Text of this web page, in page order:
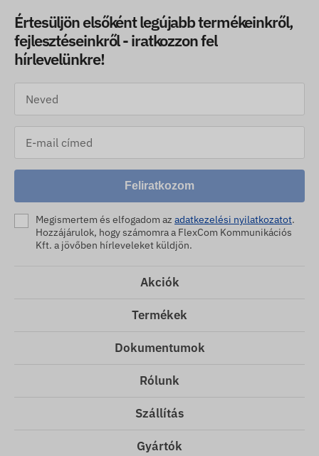
Értesüljön elsőként legújabb termékeinkről,
fejlesztéseinkről - iratkozzon fel
hírlevelünkre!
Feliratkozom
Megismertem és elfogadom az adatkezelési nyilatkozatot.
Hozzájárulok, hogy számomra a FlexCom Kommunikációs
Kft. a jövőben hírleveleket küldjön.
Akciók
Termékek
Dokumentumok
Rólunk
Szállítás
Gyártók